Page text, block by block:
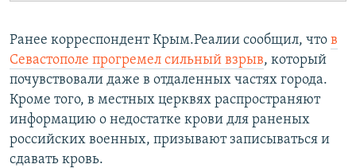
Ранее корреспондент Крым.Реалии сообщил, что в
Севастополе прогремел сильный взрыв, который
почувствовали даже в отдаленных частях города.
Кроме того, в местных церквях распространяют
информацию о недостатке крови для раненых
российских военных, призывают записываться и
сдавать кровь.